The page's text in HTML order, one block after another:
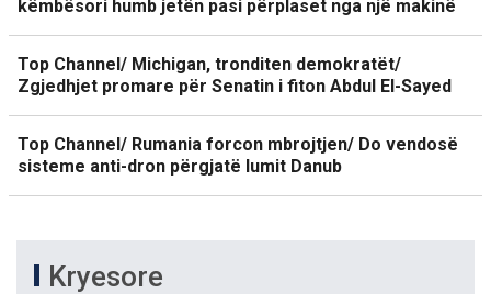
këmbësori humb jetën pasi përplaset nga një makinë
Top Channel/ Michigan, tronditen demokratët/
Zgjedhjet promare për Senatin i fiton Abdul El-Sayed
Top Channel/ Rumania forcon mbrojtjen/ Do vendosë
sisteme anti-dron përgjatë lumit Danub
Kryesore